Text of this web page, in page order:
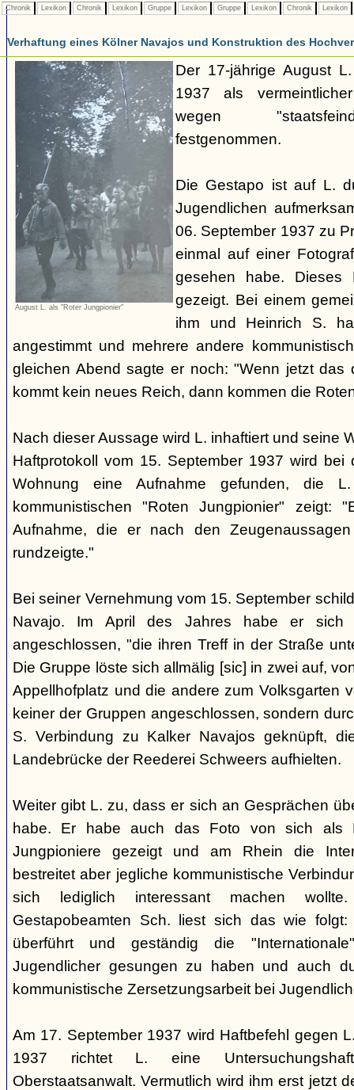
Chronik Lexikon Chronik Lexikon Gruppe Lexikon Gruppe Lexikon Chronik Lexikon
Verhaftung eines Kölner Navajos und Konstruktion des
August L. als "Roter Jungpionier"
Der 17-jährige August
1937 als
wegen
festgenommen.
Die Gestapo ist auf L.
Jugendlichen
06. September 1937 zu
einmal auf einer
gesehen habe.
gezeigt. Bei einem
ihm und Heinrich S.
angestimmt und mehrere andere
gleichen Abend sagte er noch: "Wenn jetzt das
kommt kein neues Reich, dann kommen die
Nach dieser Aussage wird L. inhaftiert und seine
Haftprotokoll vom 15. September 1937 wird bei
Wohnung eine Aufnahme gefunden, die
kommunistischen "Roten Jungpionier" zeigt:
Aufnahme, die er nach den
rundzeigte."
Bei seiner Vernehmung vom 15. September
Navajo. Im April des Jahres habe er sich
angeschlossen, "die ihren Treff in der Straße
Die Gruppe löste sich allmälig [sic] in zwei auf,
Appellhofplatz und die andere zum Volksgarten
keiner der Gruppen angeschlossen, sondern
S. Verbindung zu Kalker Navajos geknüpft,
Landebrücke der Reederei Schweers aufhielten.
Weiter gibt L. zu, dass er sich an Gesprächen
habe. Er habe auch das Foto von sich als
Jungpioniere gezeigt und am Rhein die
bestreitet aber jegliche kommunistische
sich lediglich interessant machen
Gestapobeamten Sch. liest sich das wie
überführt und geständig die
Jugendlicher gesungen zu haben und auch
kommunistische Zersetzungsarbeit bei
Am 17. September 1937 wird Haftbefehl gegen
1937 richtet L. eine
Oberstaatsanwalt. Vermutlich wird ihm erst jetzt